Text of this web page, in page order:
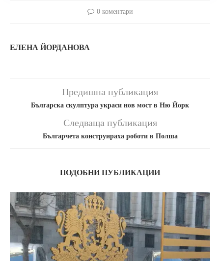
0 коментари
ЕЛЕНА ЙОРДАНОВА
Предишна публикация
Българска скулптура украси нов мост в Ню Йорк
Следваща публикация
Българчета конструираха роботи в Полша
ПОДОБНИ ПУБЛИКАЦИИ